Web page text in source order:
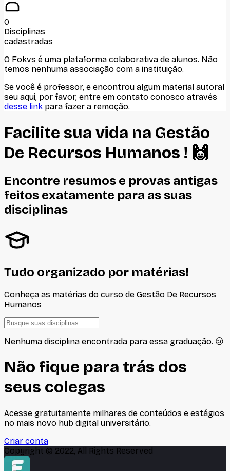
0
Disciplinas
cadastradas
O Fokvs é uma plataforma colaborativa de alunos. Não
temos nenhuma associação com a instituição.
Se você é professor, e encontrou algum material autoral
seu aqui, por favor, entre em contato conosco através
desse link para fazer a remoção.
Facilite sua vida na Gestão
De Recursos Humanos ! 🙌
Encontre resumos e provas antigas
feitos exatamente para as suas
disciplinas
Tudo organizado por matérias!
Conheça as matérias do curso de Gestão De Recursos
Humanos
Nenhuma disciplina encontrada para essa graduação. 😢
Não fique para trás dos
seus colegas
Acesse gratuitamente milhares de conteúdos e estágios
no mais novo hub digital universitário.
Criar conta
Copyright © 2022, All Rights Reserved